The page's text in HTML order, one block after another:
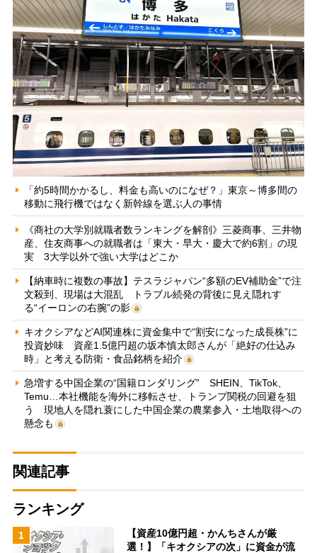
「約5時間かかるし、料金も高いのになぜ？」東京～博多間の
移動に飛行機ではなく新幹線を選ぶ人の事情
《商社の大学別就職者数ランキングを解剖》三菱商事、三井物
産、住友商事への就職者は「東大・早大・慶大で約6割」の現
実 3大学以外で強い大学はどこか
【納車時に複数の事故】テスラジャパン“多額のEV補助金”で注
文殺到、現場は大混乱 トラブル続発の背後に見え隠れす
る“イーロンの右腕”の影
キオクシアなどAI関連株に資金集中で“割安になった成長株”に
投資妙味 資産1.5億円超の坂本慎太郎さんが「絶好の仕込み
時」と考える防衛・食品銘柄を紹介
急増する中国企業の“国籍ロンダリング” SHEIN、TikTok、
Temu…本社機能を海外に移転させ、トランプ関税の回避を狙
う 現地人を隠れ蓑にした中国企業の農業参入・土地取得への
懸念も
関連記事
ランキング
1
【資産10億円超・かんちさんが厳
選！】「キオクシアの次」に資金が流